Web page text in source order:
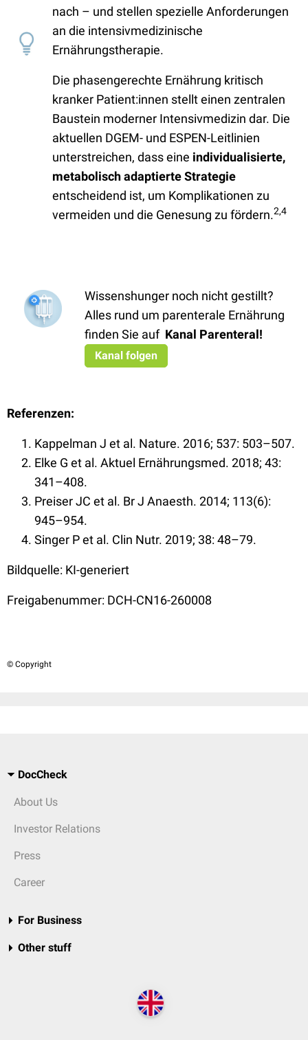
nach – und stellen spezielle Anforderungen
an die intensivmedizinische
Ernährungstherapie.
Die phasengerechte Ernährung kritisch
kranker Patient:innen stellt einen zentralen
Baustein moderner Intensivmedizin dar. Die
aktuellen DGEM- und ESPEN-Leitlinien
unterstreichen, dass eine individualisierte,
metabolisch adaptierte Strategie
entscheidend ist, um Komplikationen zu
vermeiden und die Genesung zu fördern.2,4
Wissenshunger noch nicht gestillt?
Alles rund um parenterale Ernährung
finden Sie auf Kanal Parenteral!
Kanal folgen
Referenzen:
Kappelman J et al. Nature. 2016; 537: 503–507.
Elke G et al. Aktuel Ernährungsmed. 2018; 43:
341–408.
Preiser JC et al. Br J Anaesth. 2014; 113(6):
945–954.
Singer P et al. Clin Nutr. 2019; 38: 48–79.
Bildquelle: KI-generiert
Freigabenummer: DCH-CN16-260008
© Copyright
DocCheck
About Us
Investor Relations
Press
Career
For Business
Other stuff